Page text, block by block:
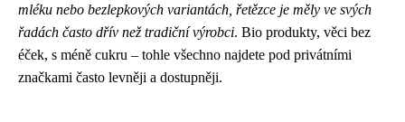
mléku nebo bezlepkových variantách, řetězce je měly ve svých
řadách často dřív než tradiční výrobci. Bio produkty, věci bez
éček, s méně cukru – tohle všechno najdete pod privátními
značkami často levněji a dostupněji.